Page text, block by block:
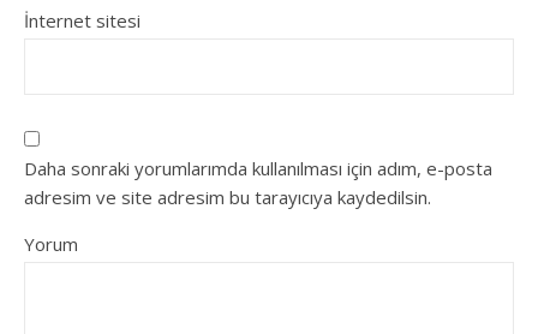
İnternet sitesi
Daha sonraki yorumlarımda kullanılması için adım, e-posta
adresim ve site adresim bu tarayıcıya kaydedilsin.
Yorum